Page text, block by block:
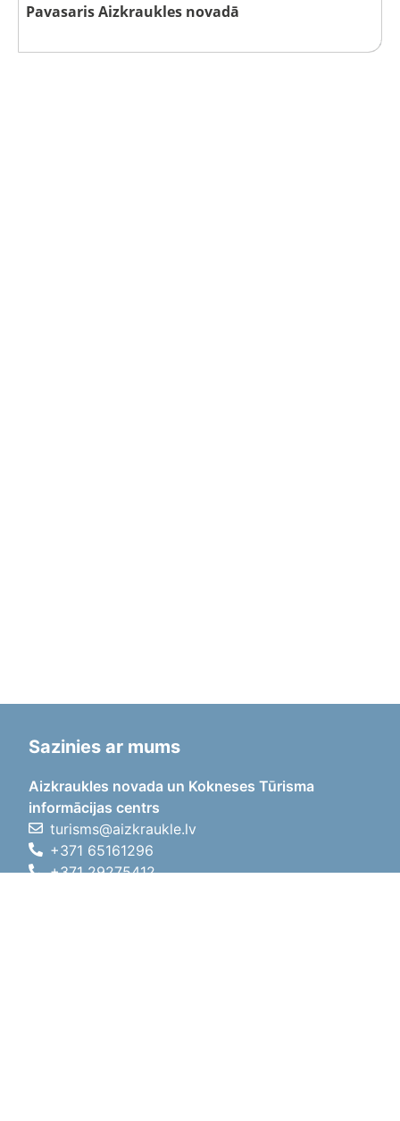
Pavasaris Aizkraukles novadā
Sazinies ar mums
Aizkraukles novada un Kokneses Tūrisma
informācijas centrs
turisms@aizkraukle.lv
+371 65161296
+371 29275412